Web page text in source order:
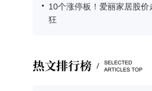
10个涨停板！爱丽家居股价
狂